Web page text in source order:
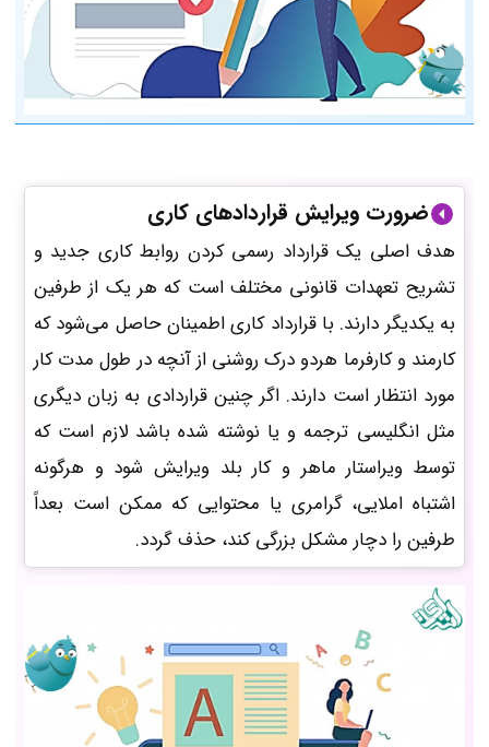
ضرورت ویرایش قراردادهای کاری
هدف اصلی یک قرارداد رسمی کردن روابط کاری جدید و
تشریح تعهدات قانونی مختلف است که هر یک از طرفین
به یکدیگر دارند. با قرارداد کاری اطمینان حاصل می‌شود که
کارمند و کارفرما هردو درک روشنی از آنچه در طول مدت کار
مورد انتظار است دارند. اگر چنین قراردادی به زبان دیگری
مثل انگلیسی ترجمه و یا نوشته‌ شده باشد لازم است که
توسط ویراستار ماهر و کار بلد ویرایش شود و هرگونه
اشتباه املایی، گرامری یا محتوایی که ممکن است بعداً
طرفین را دچار مشکل بزرگی کند، حذف گردد.